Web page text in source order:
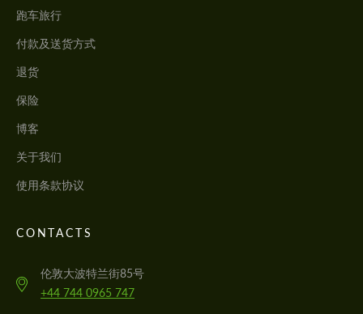
跑车旅行
付款及送货方式
退货
保险
博客
关于我们
使用条款协议
CONTACTS
伦敦大波特兰街85号
+44 744 0965 747